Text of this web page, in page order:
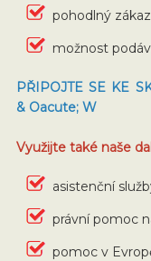
pohodlný
možnost
PŘIPOJTE SE KE
& Oacute; W
Využijte také naše
asistenční
právní pomoc
pomoc v